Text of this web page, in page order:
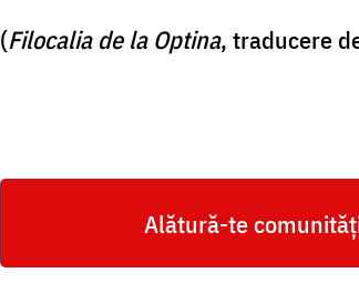
(Filocalia de la Optina, traducere
Alătură-te